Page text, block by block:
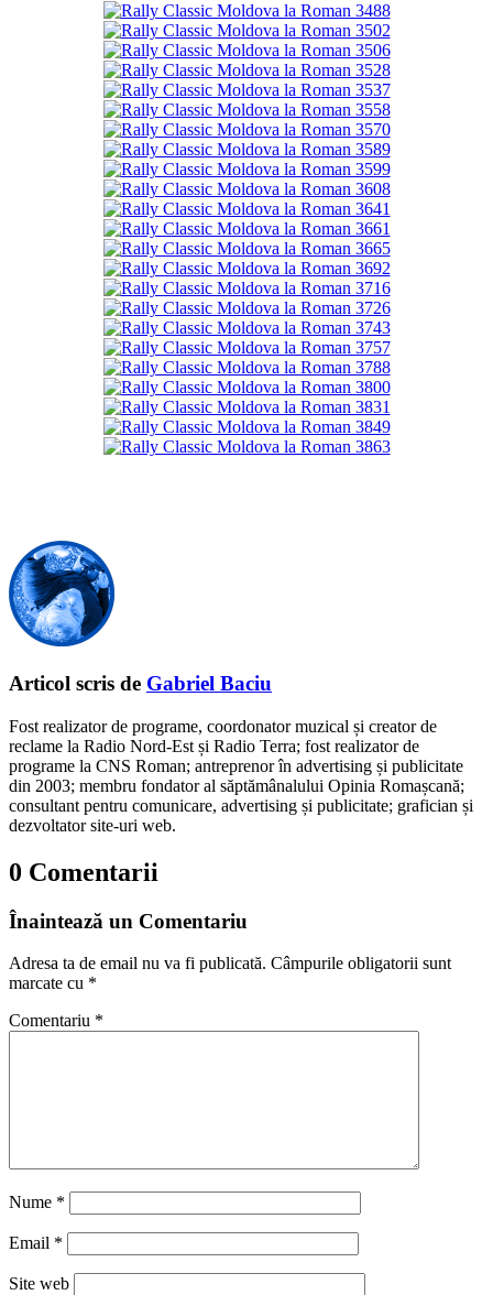
Articol scris de Gabriel Baciu
Fost realizator de programe, coordonator muzical și creator de
reclame la Radio Nord-Est și Radio Terra; fost realizator de
programe la CNS Roman; antreprenor în advertising și publicitate
din 2003; membru fondator al săptămânalului Opinia Romașcană;
consultant pentru comunicare, advertising și publicitate; grafician și
dezvoltator site-uri web.
0 Comentarii
Înaintează un Comentariu
Adresa ta de email nu va fi publicată. Câmpurile obligatorii sunt
marcate cu *
Comentariu *
Nume *
Email *
Site web